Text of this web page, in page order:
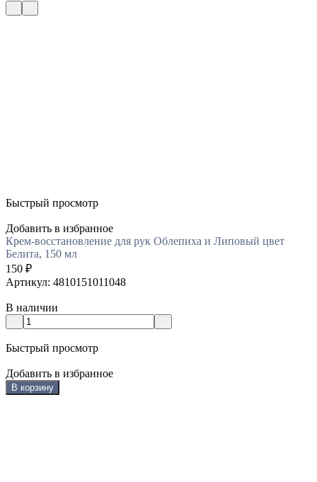
Быстрый просмотр
Добавить в избранное
Крем-восстановление для рук Облепиха и Липовый цвет
Белита, 150 мл
150 ₽
Артикул: 4810151011048
В наличии
Быстрый просмотр
Добавить в избранное
В корзину